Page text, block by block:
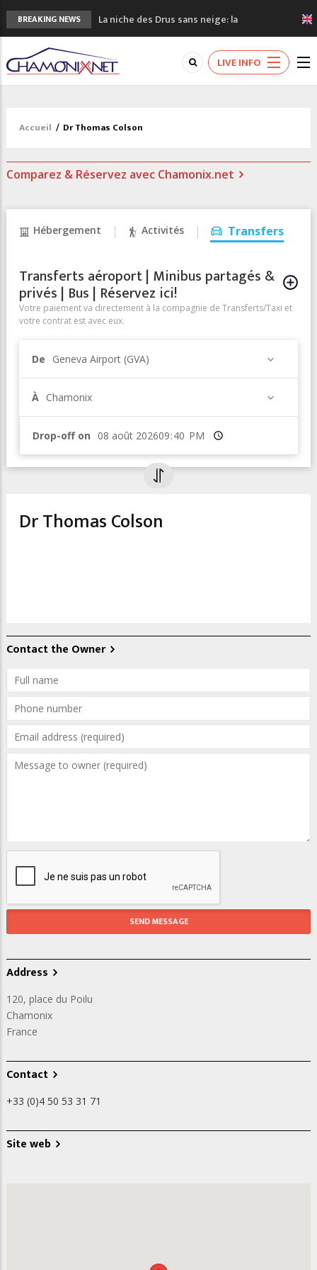
BREAKING NEWS
La niche des Drus sans neige: la
sécheresse en haute montagne
3 bonnes raisons pour visiter le nouveau
Musée du Mont-Blanc
Accidents en montagne: 3 personnes sont
Craft ouvre un nouveau magasin de course
LIVE INFO
Accueil / Dr Thomas Colson
Comparez & Réservez avec Chamonix.net
Hébergement Activités Transfers
Transferts aéroport | Minibus partagés &
privés | Bus | Réservez ici!
Votre paiement va directement à la compagnie de Transferts/Taxi et
votre contrat est avec eux.
De Geneva Airport (GVA)
À Chamonix
Drop-off on Heure
Dr Thomas Colson
Contact the Owner
Address
120, place du Poilu
Chamonix
France
Contact
+33 (0)4 50 53 31 71
Site web